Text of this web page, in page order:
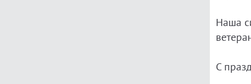
Наша
С